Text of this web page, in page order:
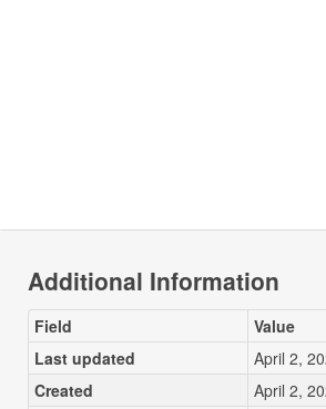
Additional Information
Field
Value
Last updated
April 2,
Created
April 2,